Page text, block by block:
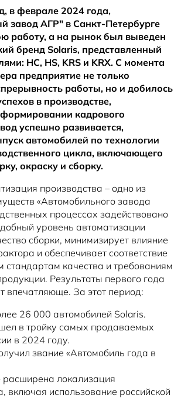
Тест-драйв
Solaris Страхование
Solaris Забота
Плати частями
Запись на сервис
Гарантия
Руководства
Помощь на дорогах
О ДИЛЕРЕ
Контакты
Информация о дилере
Новости
в феврале 2024 года,
завод АГР" в Санкт-Петербурге
работу, а на рынок был выведен
бренд Solaris, представленный
HC, HS, KRS и KRX. С момента
предприятие не только
работы, но и добилось
в производстве,
кадрового
успешно развивается,
автомобилей по технологии
цикла, включающего
окраску и сборку.
производства – одно из
«Автомобильного завода
процессах задействовано
уровень автоматизации
сборки, минимизирует влияние
и обеспечивает соответствие
качества и требованиям
Результаты первого года
впечатляюще. За этот период:
26 000 автомобилей Solaris.
в тройку самых продаваемых
в 2024 году.
звание «Автомобиль года в
расширена локализация
включая использование российской